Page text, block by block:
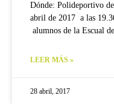
Dónde: Polideportivo
abril de 2017 a las
alumnos de la Escual
LEER MÁS »
28 abril, 2017